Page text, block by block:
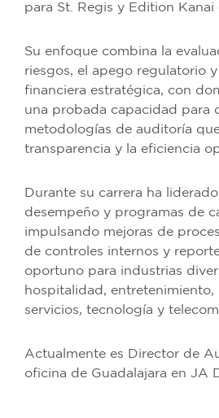
para St. Regis y Edition Kanai
Su enfoque combina la
riesgos, el apego regulatorio
financiera estratégica, con
una probada capacidad para
metodologías de auditoría
transparencia y la eficiencia
Durante su carrera ha
desempeño y programas de
impulsando mejoras de
de controles internos y
oportuno para industrias
hospitalidad, entretenimiento,
servicios, tecnología y
Actualmente es Director de
oficina de Guadalajara en JA